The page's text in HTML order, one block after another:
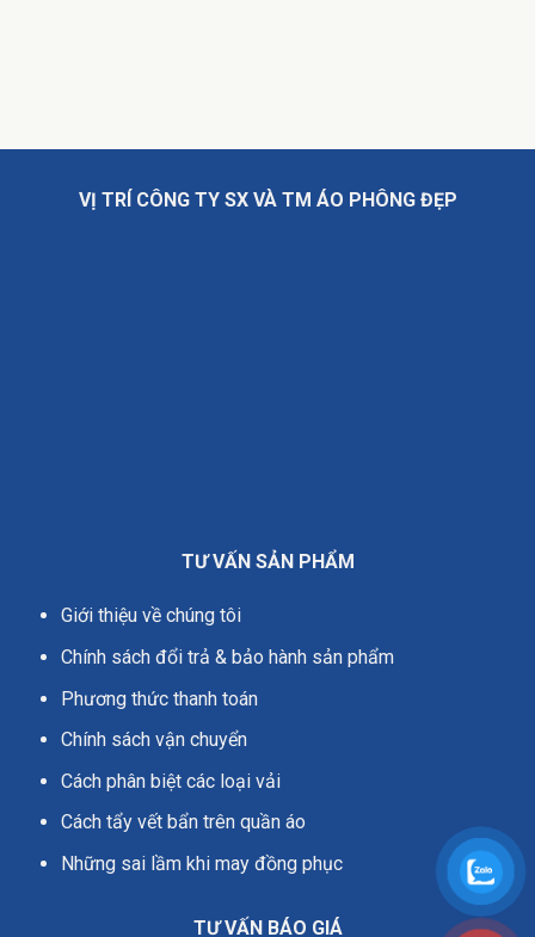
VỊ TRÍ CÔNG TY SX VÀ TM ÁO PHÔNG ĐẸP
TƯ VẤN SẢN PHẨM
Giới thiệu về chúng tôi
Chính sách đổi trả & bảo hành sản phẩm
Phương thức thanh toán
Chính sách vận chuyển
Cách phân biệt các loại vải
Cách tẩy vết bẩn trên quần áo
Những sai lầm khi may đồng phục
TƯ VẤN BÁO GIÁ